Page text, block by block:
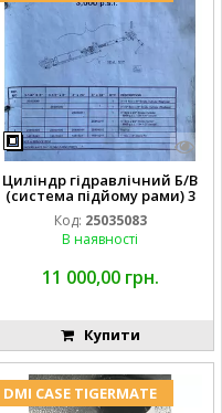
Циліндр гідравлічний Б/В
(система підйому рами) 3
1/2 84255910
Код: 25035083
В наявності
11 000,00 грн.
Купити
DMI CASE TIGERMATE